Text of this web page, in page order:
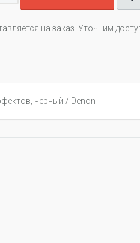
на заказ. Уточним
черный / Denon